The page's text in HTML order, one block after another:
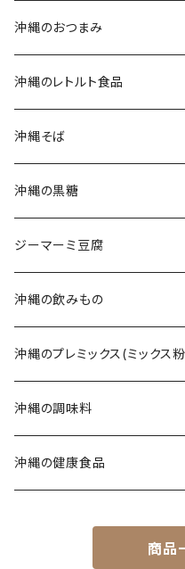
生麺・乾麺
三枚肉そば(ラフテーそば)
新垣菓子店
名嘉真製菓本舗
珍品堂
沖縄のおつまみ
沖縄のレトルト食品
ポークランチョンミート
ラフテー(三枚肉)
軟骨ソーキ
てびち(豚足)
じゅーしぃ(沖縄の炊き込みご
タコライス
コンビーフ
沖縄そば
生麺・乾麺
沖縄そばだし
三枚肉そば(ラフテー)
ソーキそば
てびちそば
ミックスそば
沖縄の黒糖
純黒糖
黒糖ナッツ
黒糖菓子
黒糖(その他)
ジーマーミ豆腐
沖縄の飲みもの
さんぴん茶
シークヮーサー
ウコン茶
沖縄のプレミックス(ミックス
沖縄の調味料
唐辛子
沖縄の健康食品
商品